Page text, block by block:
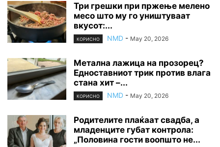
Три грешки при пржење мелено
месо што му го уништуваат
вкусот:...
КОРИСНО NMD - May 20, 2026
Метална лажица на прозорец?
Едноставниот трик против влага
стана хит –...
КОРИСНО NMD - May 20, 2026
Родителите плаќаат свадба, а
младенците губат контрола:
„Половина гости воопшто не...